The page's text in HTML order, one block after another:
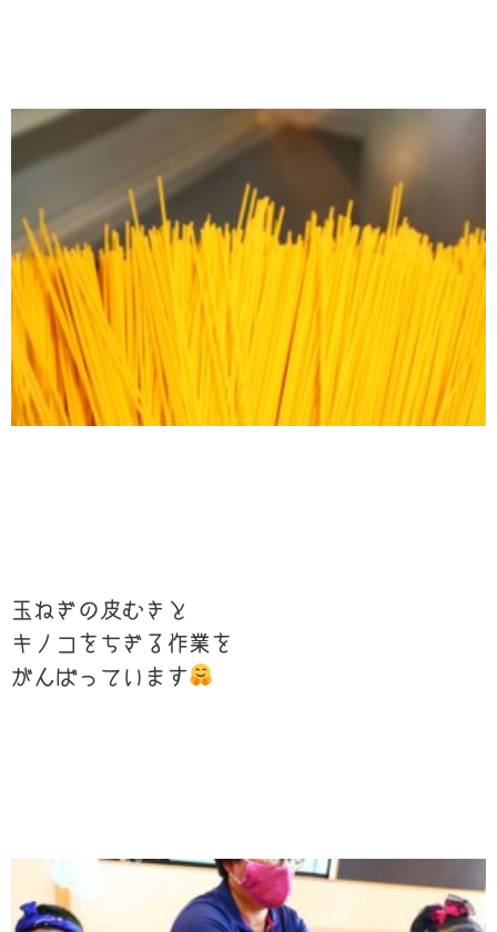
玉ねぎの皮むきと
キノコをちぎる作業を
がんばっています